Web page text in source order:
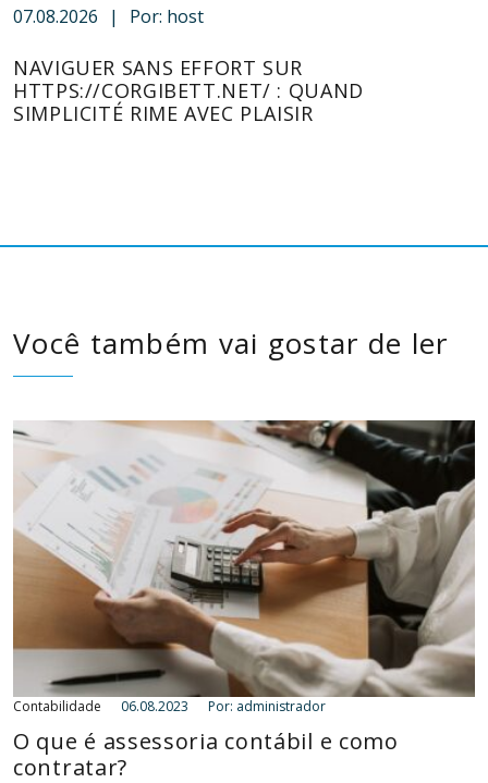
07.08.2026 | Por: host
NAVIGUER SANS EFFORT SUR
HTTPS://CORGIBETT.NET/ : QUAND
SIMPLICITÉ RIME AVEC PLAISIR
Você também vai gostar de ler
Contabilidade 06.08.2023 Por: administrador
O que é assessoria contábil e como
contratar?